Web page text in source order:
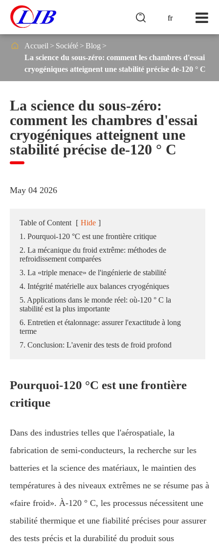
fr

 Accueil Société
Blog
La science du sous-zéro: comment les chambres d'essai
cryogéniques atteignent une stabilité précise de-120 ° C
La science du sous-zéro:
comment les chambres d'essai
cryogéniques atteignent une
stabilité précise de-120 ° C
May 04 2026
Table of Content [ Hide ]
1. Pourquoi-120 °C est une frontière critique
2. La mécanique du froid extrême: méthodes de
refroidissement comparées
3. La «triple menace» de l'ingénierie de stabilité
4. Intégrité matérielle aux balances cryogéniques
5. Applications dans le monde réel: où-120 ° C la
stabilité est la plus importante
6. Entretien et étalonnage: assurer l'exactitude à long
terme
7. Conclusion: L'avenir des tests de froid profond
Pourquoi-120 °C est une frontière
critique
Dans des industries telles que l'aérospatiale, la
fabrication de semi-conducteurs, la recherche sur les
batteries et la science des matériaux, le maintien des
températures à des niveaux extrêmes ne se résume pas à
«faire froid». À-120 ° C, les processus nécessitent une
stabilité thermique et une fiabilité précises pour assurer
des tests précis et la durabilité du produit sous